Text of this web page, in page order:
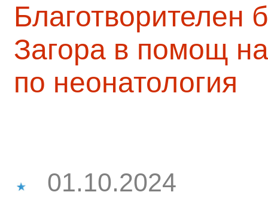
Благотворителен
Загора в помощ
по неонатология
01.10.2024